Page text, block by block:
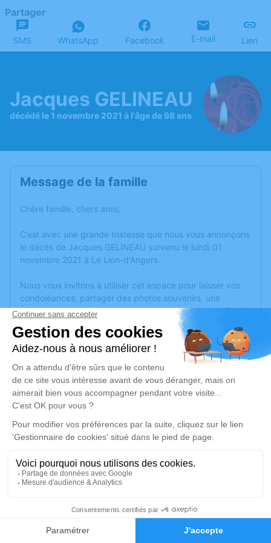
Faire-part Hommages
Partager
SMS WhatsApp Facebook E-mail Lien
Jacques GELINEAU
décédé le 1 novembre 2021 à l'âge de 98 ans
Message de la famille
Chère famille, chers amis,
C’est avec une grande tristesse que nous vous annonçons
le décès de Jacques GELINEAU survenu le lundi 01
novembre 2021 à Le Lion-d'Angers.
Nous vous invitons à utiliser cet espace pour laisser vos
condoléances, partager des photos souvenirs, une
anecdote ou exprimer vos pensées à travers des poèmes
ou des textes. Cet endroit est un lieu d'expression dédié à
honorer la mémoire de Jacques GELINEAU.
Un service de plantation d’arbre hommage estdisponible
vendredi 05 novembre 2021 à 14h30
Église de Grez-Neuville
49220 Grez-Neuville
Je rends hommage